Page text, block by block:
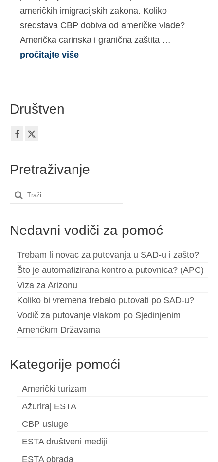
američkih imigracijskih zakona. Koliko
sredstava CBP dobiva od američke vlade?
Američka carinska i granična zaštita …
pročitajte više
Društven
Pretraživanje
Search
Nedavni vodiči za pomoć
Trebam li novac za putovanja u SAD-u i zašto?
Što je automatizirana kontrola putovnica? (APC)
Viza za Arizonu
Koliko bi vremena trebalo putovati po SAD-u?
Vodič za putovanje vlakom po Sjedinjenim
Američkim Državama
Kategorije pomoći
Američki turizam
Ažuriraj ESTA
CBP usluge
ESTA društveni mediji
ESTA obrada